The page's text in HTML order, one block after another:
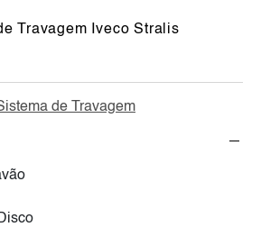
de Travagem
Travagem Iveco Stralis